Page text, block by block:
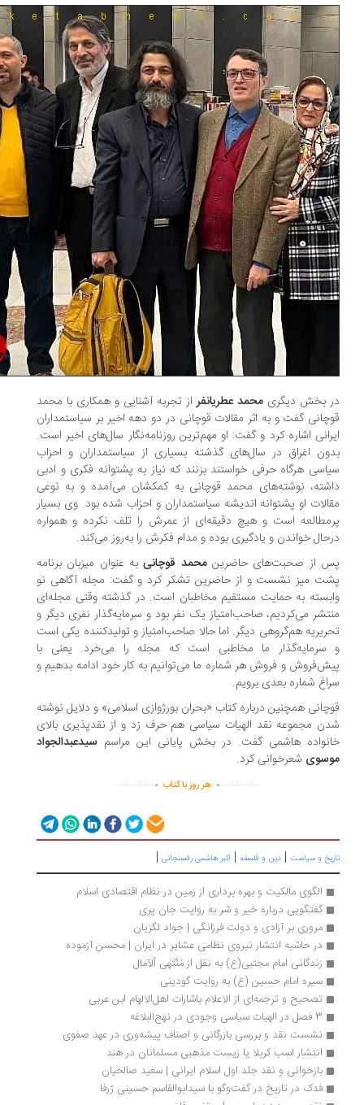
بخش دیگری محمد عطریانفراز تجربه آشنایی و همکاری با محمد
گفت و به اثر مقالات قوچانی در دو دهه اخیر بر سیاستمداران
اشاره کرد و گفت: او مهم‌ترین روزنامه‌نگار سال‌های اخیر است.
اغراق در سال‌های گذشته بسیاری از سیاستمداران و احزاب
هرگاه حرفی خواستند بزنند که نیاز به پشتوانه فکری و ادبی
نوشته‌های محمد قوچانی به کمکشان می‌آمده و به نوعی
او پشتوانه اندیشه سیاستمداران و احزاب شده بود. وی بسیار
است و هیچ دقیقه‌ای از عمرش را تلف نکرده و همواره
خواندن و یادگیری بوده و مدام فکرش را به‌روز می‌کند.
از صحبت‌های حاضرینمحمد قوچانی به عنوان میزبان برنامه
میز نشست و از حاضرین تشکر کرد و گفت: مجله آگاهی نو
به حمایت مستقیم مخاطبان است. در گذشته وقتی مجله‌ای
می‌کردیم، صاحب‌امتیاز یک نفر بود و سرمایه‌گذار نفری دیگر و
هم‌گروهی دیگر. اما حالا صاحب‌امتیاز و تولیدکننده یکی است
ما مخاطبی است که مجله را می‌خرد. یعنی با
و فروش هر شماره ما می‌توانیم به کار خود ادامه بدهیم و
شماره بعدی برویم.
همچنین درباره کتاب «بحران بورژوازی اسلامی» و دلایل نوشته
مجموعه نقد الهیات سیاسی هم حرف زد و از نقدپذیری بالای
هاشمی گفت. در بخش پایانی این مراسم سیدعبدالجواد
شعرخوانی کرد.
...............
. هر روز با کتاب .
..............
و سیاست |دین و فلسفه|اکبر هاشمی رفسنجانی|
الگوی مالکیت و بهره برداری از زمین در نظام اقتصادی اسلام
گفتگویی درباره خیر و شر به روایت جان پری
مروری بر آزادى و دولت فرزانگى | جواد لگزیان
در حاشیه انتشار نیروی نظامی عشایر در ایران | محسن آزموده
زندگانی امام مجتبی(ع) به نقل از مُنْتَهَی ألآمال
سیره‌ امام حسین (ع) به روایت گودینی
تصحیح و ترجمه‌ای از الاعلام باشارات اهل‌الالهام ابن عربی
نشست نقد و بررسی بازرگانی و اصناف پیشه‌وری در عهد صفوی
انتشار اسب کربلا یا زیست مذهبی مسلمانان در هند
بازخوانی و نقد جلد اول اسلام ایرانی | سعید صالحیان
فدک در تاریخ در گفت‌وگو با سیدابوالقاسم حسینی ژرفا